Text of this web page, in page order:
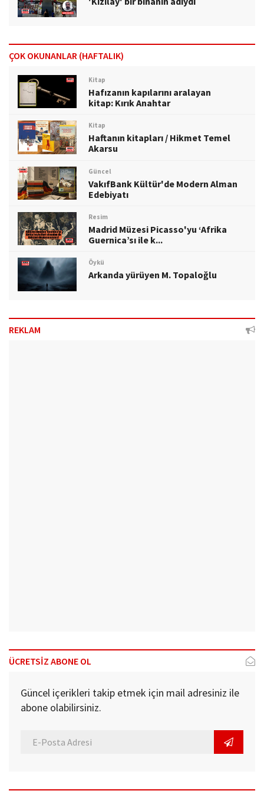
ÇOK OKUNANLAR (HAFTALIK)
Kitap
Hafızanın kapılarını aralayan
kitap: Kırık Anahtar
Kitap
Haftanın kitapları / Hikmet Temel
Akarsu
Güncel
VakıfBank Kültür'de Modern Alman
Edebiyatı
Resim
Madrid Müzesi Picasso'yu ‘Afrika
Guernica’sı ile k...
Öykü
Arkanda yürüyen M. Topaloğlu
REKLAM
ÜCRETSİZ ABONE OL
Güncel içerikleri takip etmek için mail adresiniz ile
abone olabilirsiniz.